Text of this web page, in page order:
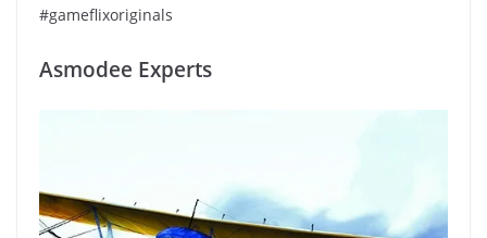
#gameflixoriginals
Asmodee Experts